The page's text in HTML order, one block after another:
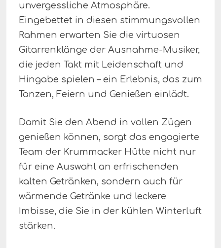
unvergessliche Atmosphäre.
Eingebettet in diesen stimmungsvollen
Rahmen erwarten Sie die virtuosen
Gitarrenklänge der Ausnahme-Musiker,
die jeden Takt mit Leidenschaft und
Hingabe spielen – ein Erlebnis, das zum
Tanzen, Feiern und Genießen einlädt.
Damit Sie den Abend in vollen Zügen
genießen können, sorgt das engagierte
Team der Krummacker Hütte nicht nur
für eine Auswahl an erfrischenden
kalten Getränken, sondern auch für
wärmende Getränke und leckere
Imbisse, die Sie in der kühlen Winterluft
stärken.